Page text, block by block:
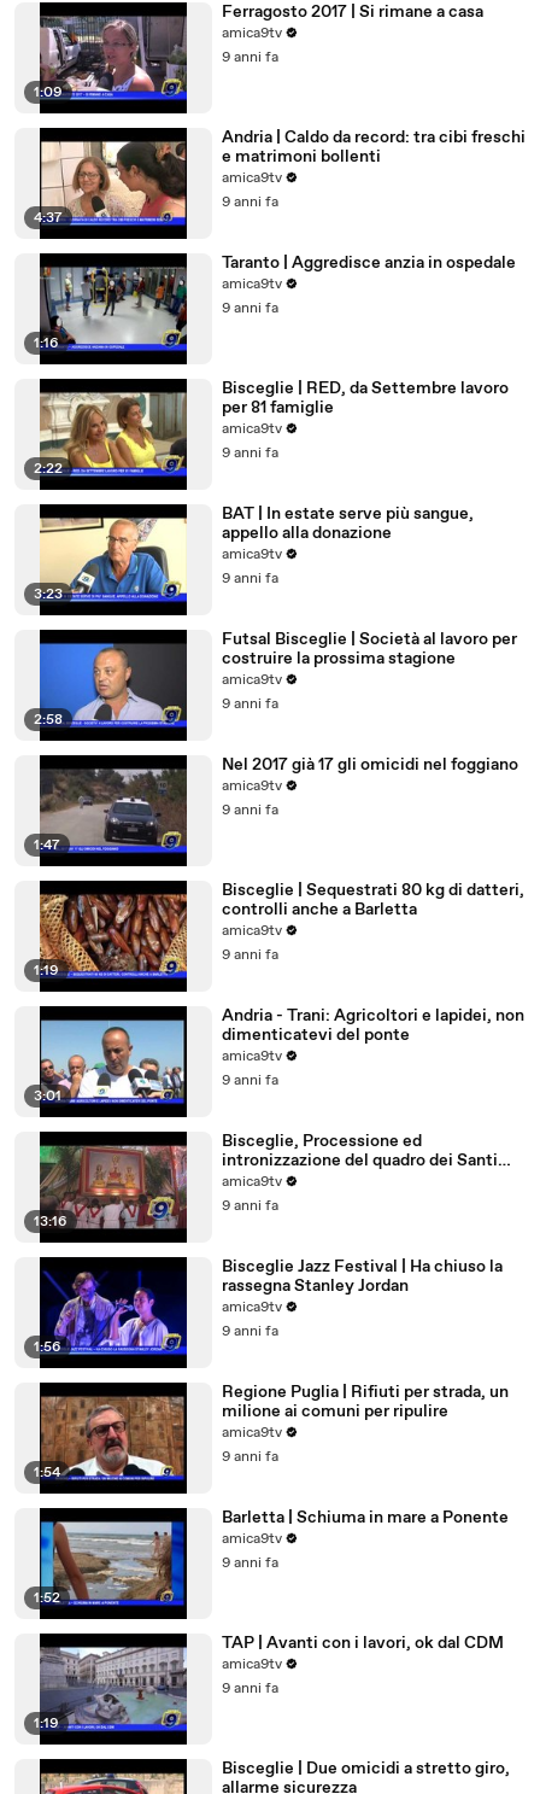
1:09
Ferragosto 2017 | Si rimane a casa
amica9tv
9 anni fa
4:37
Andria | Caldo da record: tra cibi freschi
e matrimoni bollenti
amica9tv
9 anni fa
1:16
Taranto | Aggredisce anzia in ospedale
amica9tv
9 anni fa
2:22
Bisceglie | RED, da Settembre lavoro
per 81 famiglie
amica9tv
9 anni fa
3:23
BAT | In estate serve più sangue,
appello alla donazione
amica9tv
9 anni fa
2:58
Futsal Bisceglie | Società al lavoro per
costruire la prossima stagione
amica9tv
9 anni fa
1:47
Nel 2017 già 17 gli omicidi nel foggiano
amica9tv
9 anni fa
1:19
Bisceglie | Sequestrati 80 kg di datteri,
controlli anche a Barletta
amica9tv
9 anni fa
3:01
Andria - Trani: Agricoltori e lapidei, non
dimenticatevi del ponte
amica9tv
9 anni fa
13:16
Bisceglie, Processione ed
intronizzazione del quadro dei Santi
Martiri
amica9tv
9 anni fa
1:56
Bisceglie Jazz Festival | Ha chiuso la
rassegna Stanley Jordan
amica9tv
9 anni fa
1:54
Regione Puglia | Rifiuti per strada, un
milione ai comuni per ripulire
amica9tv
9 anni fa
1:52
Barletta | Schiuma in mare a Ponente
amica9tv
9 anni fa
1:19
TAP | Avanti con i lavori, ok dal CDM
amica9tv
9 anni fa
Bisceglie | Due omicidi a stretto giro,
allarme sicurezza